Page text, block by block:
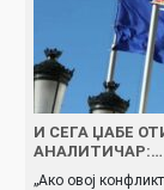
И СЕГА ЏАБЕ
АНАЛИТИЧАР:…
„Ако овој